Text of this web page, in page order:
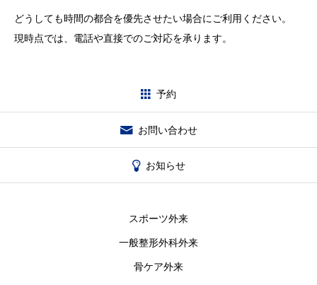
どうしても時間の都合を優先させたい場合にご利用ください。
現時点では、電話や直接でのご対応を承ります。
予約
お問い合わせ
お知らせ
スポーツ外来
一般整形外科外来
骨ケア外来